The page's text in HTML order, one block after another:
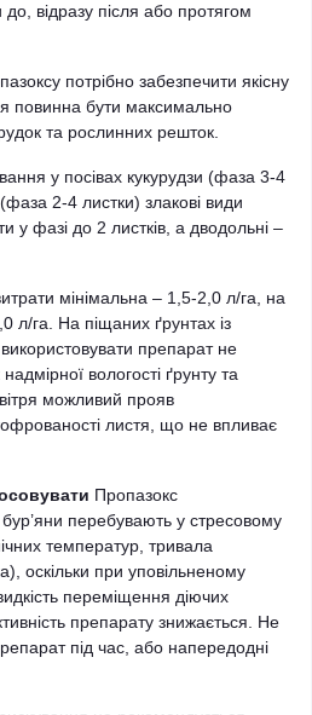
відразу після або протягом
потрібно забезпечити якісну
повинна бути максимально
та рослинних решток.
у посівах кукурудзи (фаза 3-4
2-4 листки) злакові види
у фазі до 2 листків, а дводольні –
мінімальна – 1,5-2,0 л/га, на
л/га. На піщаних ґрунтах із
препарат не
вологості ґрунту та
можливий прояв
листя, що не впливає
Пропазокс
перебувають у стресовому
температур, тривала
оскільки при уповільненому
переміщення діючих
препарату знижається. Не
під час, або напередодні